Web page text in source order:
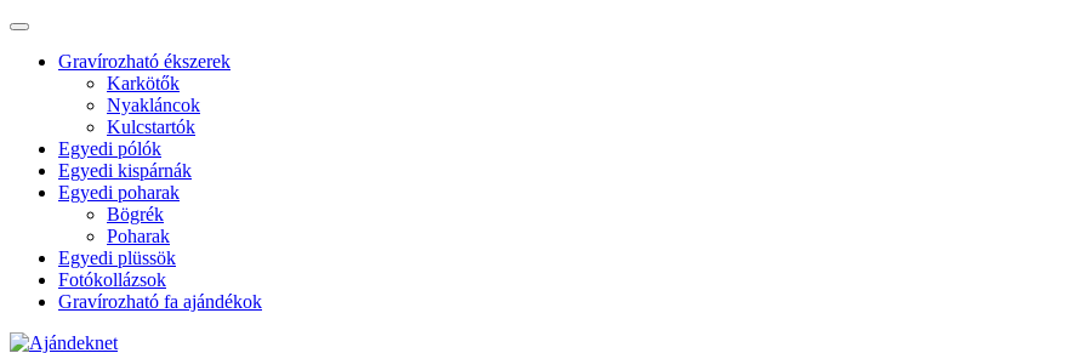
Gravírozható ékszerek
Karkötők
Nyakláncok
Kulcstartók
Egyedi pólók
Egyedi kispárnák
Egyedi poharak
Bögrék
Poharak
Egyedi plüssök
Fotókollázsok
Gravírozható fa ajándékok